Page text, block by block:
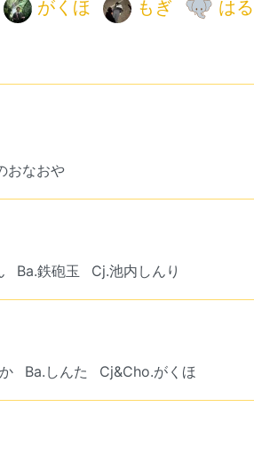
がくほ もぎ は
おなおや
Ba.鉄砲玉 Cj.池内しんり
Ba.しんた Cj&Cho.がくほ